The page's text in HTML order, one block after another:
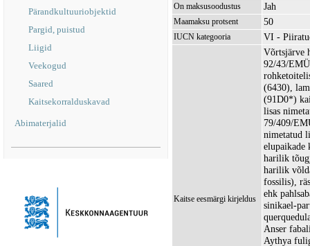
Pärandkultuuriobjektid
Pargid, puistud
Liigid
Veekogud
Saared
Kaitsekorralduskavad
Abimaterjalid
On maksusoodustus Jah
Maamaksu protsent 50
IUCN kategooria VI -
Kaitse eesmärgi kirjeldus
Võrtsjärve
92/43/
(6430),
(91D0*)
lisas
79/409/
nimetatud
elupaikade
harilik
harilik
fossilis),
ehk
sinikael-
Anser
Aythya